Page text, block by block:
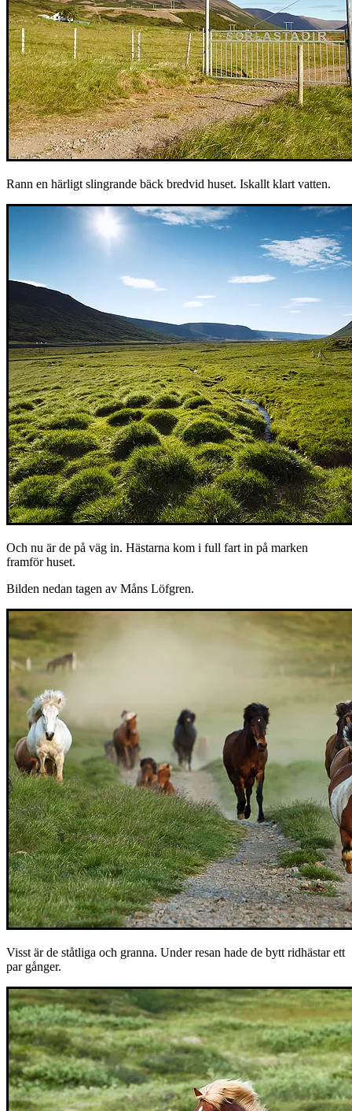
Rann en härligt slingrande bäck bredvid huset. Iskallt klart vatten.
Och nu är de på väg in. Hästarna kom i full fart in på marken
framför huset.
Bilden nedan tagen av Måns Löfgren.
Visst är de ståtliga och granna. Under resan hade de bytt ridhästar ett
par gånger.